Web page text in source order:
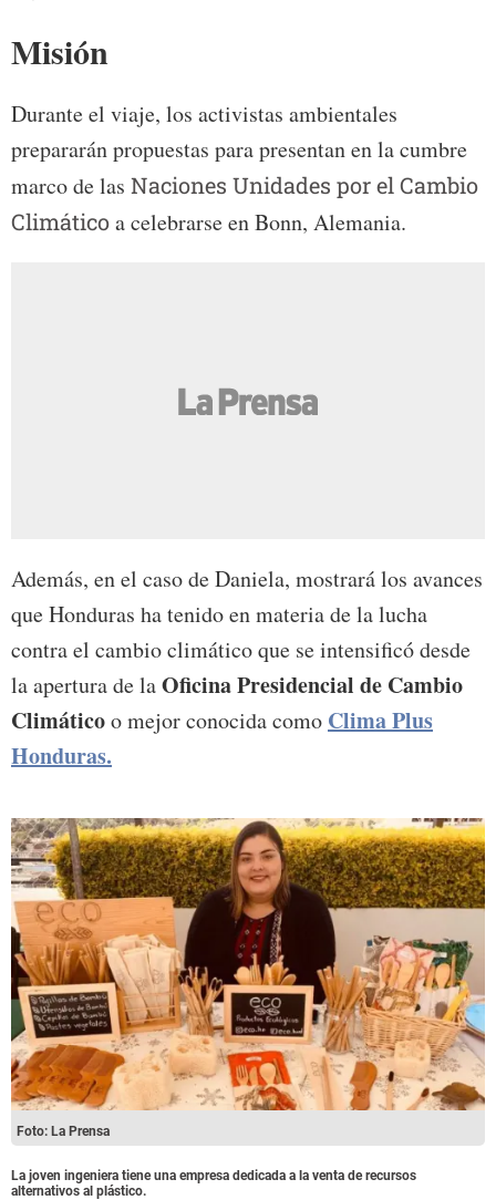
Misión
Durante el viaje, los activistas ambientales
prepararán propuestas para presentan en la cumbre
marco de las Naciones Unidades por el Cambio
Climáticoa celebrarse en Bonn, Alemania.
Además, en el caso de Daniela, mostrará los avances
que Honduras ha tenido en materia de la lucha
contra el cambio climático que se intensificó desde
la apertura de laOficina Presidencial de Cambio
Climáticoo mejor conocida como Clima Plus
Honduras.
Foto: La Prensa
La joven ingeniera tiene una empresa dedicada a la venta de recursos
alternativos al plástico.